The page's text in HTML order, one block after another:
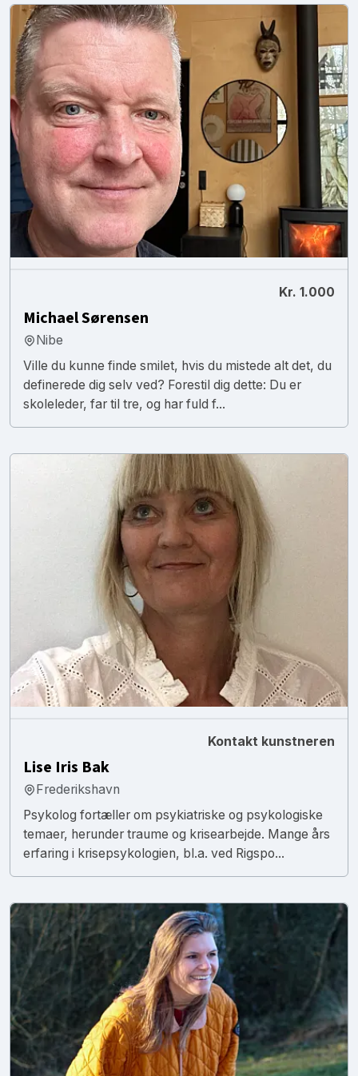
Kr. 1.000
Michael Sørensen
Nibe
Ville du kunne finde smilet, hvis du mistede alt det, du
definerede dig selv ved? Forestil dig dette: Du er
skoleleder, far til tre, og har fuld f...
Kontakt kunstneren
Lise Iris Bak
Frederikshavn
Psykolog fortæller om psykiatriske og psykologiske
temaer, herunder traume og krisearbejde. Mange års
erfaring i krisepsykologien, bl.a. ved Rigspo...